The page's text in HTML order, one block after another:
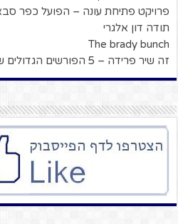
פרויקט פתיחת עונה – הפועל כפר
תודה דון אלגרי
The brady bunch
זה שיר פרידה – 5 הפורשים הגדולים של 2018